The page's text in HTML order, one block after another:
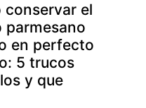
conservar el
parmesano
en perfecto
5 trucos
y que